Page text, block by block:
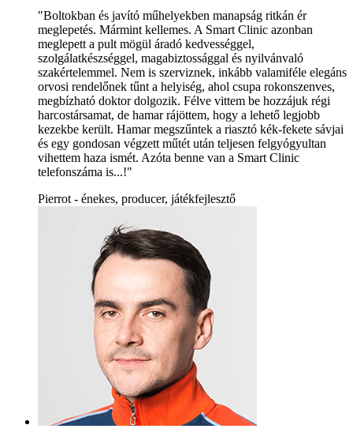
"Boltokban és javító műhelyekben manapság ritkán ér
meglepetés. Mármint kellemes. A Smart Clinic azonban
meglepett a pult mögül áradó kedvességgel,
szolgálatkészséggel, magabiztossággal és nyilvánvaló
szakértelemmel. Nem is szerviznek, inkább valamiféle elegáns
orvosi rendelőnek tűnt a helyiség, ahol csupa rokonszenves,
megbízható doktor dolgozik. Félve vittem be hozzájuk régi
harcostársamat, de hamar rájöttem, hogy a lehető legjobb
kezekbe került. Hamar megszűntek a riasztó kék-fekete sávjai
és egy gondosan végzett műtét után teljesen felgyógyultan
vihettem haza ismét. Azóta benne van a Smart Clinic
telefonszáma is...!"
Pierrot - énekes, producer, játékfejlesztő